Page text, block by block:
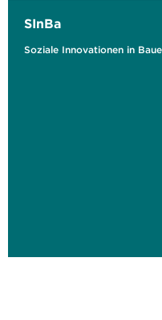
SInBa
Soziale Innovationen in